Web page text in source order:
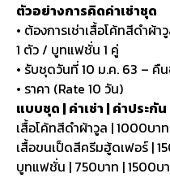
ตัวอย่างการคิดค่าเช่าชุด
• ต้องการเช่าเสื้อโค้ทสีดำผ้
1 ตัว / บูทแฟชั่น 1 คู่
• รับชุดวันที่ 10 ม.ค. 63 – คื
• ราคา (Rate 10 วัน)
แบบชุด | ค่าเช่า | ค่าประกัน
เสื้อโค้ทสีดำผ้าวูล | 1000บา
เสื้อขนเป็ดสีครีมฮู้ดเฟอร์ |
บูทแฟชั่น | 750บาท | 1500บ